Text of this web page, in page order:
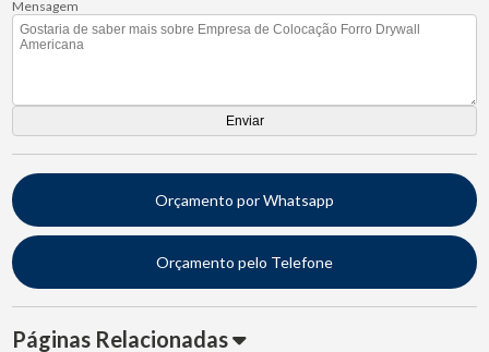
Mensagem
Orçamento por Whatsapp
Orçamento pelo Telefone
Páginas Relacionadas